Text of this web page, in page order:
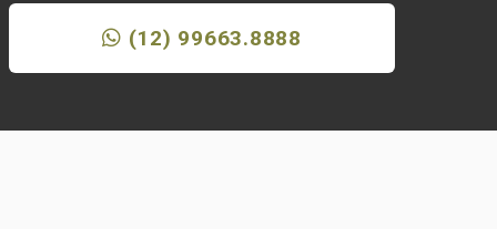
(12) 99663.8888